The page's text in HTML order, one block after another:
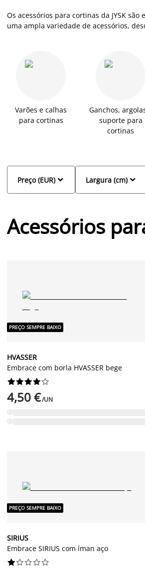
Os acessórios para cortinas da JYSK
uma ampla variedade de acessórios,
bonitos em qualquer quarto ou sala e
Varões e calhas
para cortinas
Ganchos,
suporte para
cortinas

Preço (EUR) 
Largura (cm)
Acessórios
PREÇO SEMPRE BAIXO
HVASSER
Embrace com borla HVASSER bege






4,50 €/UN
PREÇO SEMPRE BAIXO
SIRIUS
Embrace SIRIUS com íman aço





